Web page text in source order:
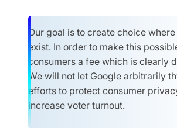
Our goal is to create choice
exist. In order to make this
consumers a fee which is clearly
We will not let Google arbitrarily
efforts to protect consumer
increase voter turnout.